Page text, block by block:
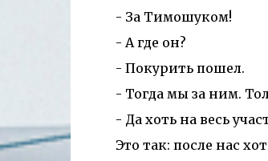
- За Тимошуком!
- А где он?
- Покурить пошел.
- Тогда мы за ним.
- Да хоть на весь
Это так: после нас